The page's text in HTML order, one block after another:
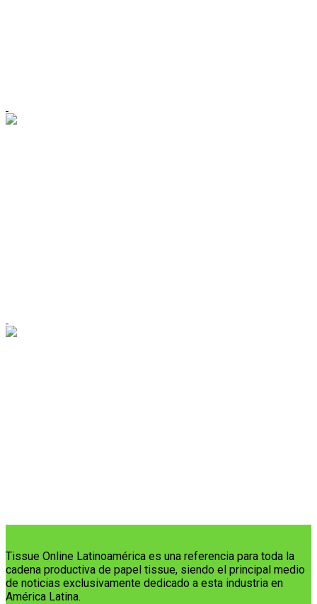
Tissue Online Latinoamérica es una referencia para toda la
cadena productiva de papel tissue, siendo el principal medio
de noticias exclusivamente dedicado a esta industria en
América Latina.